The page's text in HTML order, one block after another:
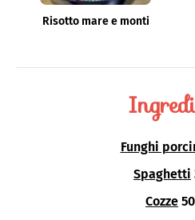
Risotto mare e monti
Funghi
Spaghetti
Cozze